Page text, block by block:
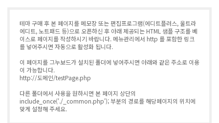
테마 구매 후 본 페이지를 메모장 또는 편집프로그램(에디트플러스, 울트라
에디트, 노트패드 등)으로 오픈하신 후 아래 제공되는 HTML 샘플 구조를 베
이스로 페이지를 작성하시기 바랍니다. 메뉴관리에서 http 를 포함한 링크
를 넣어주시면 자동으로 활성화 됩니다.
이 페이지를 그누보드가 설치된 폴더에 넣어주시면 아래와 같은 주소로 이용
이 가능합니다.
http://도메인/testPage.php
다른 폴더에서 사용을 원하시면 본 페이지 상단의
include_once('./_common.php'); 부분의 경로를 해당페이지의 위치에
맞게 설정해 주세요.